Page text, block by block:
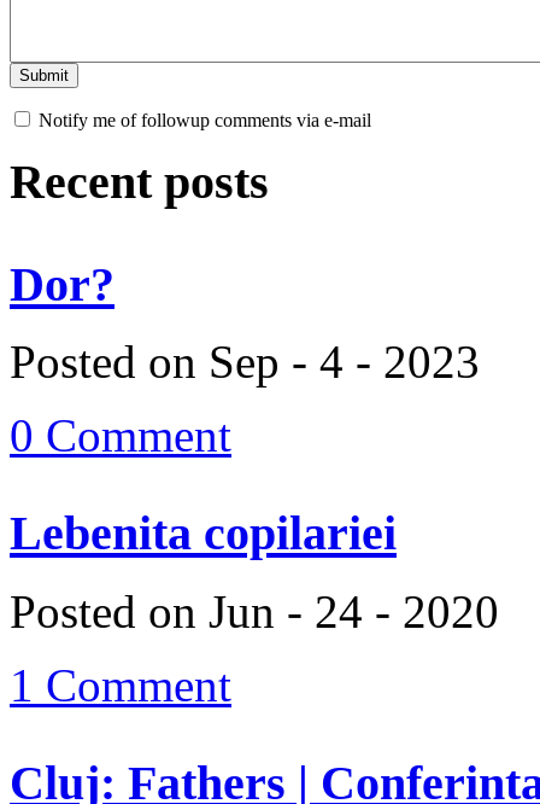
Notify me of followup comments via e-mail
Recent posts
Dor?
Posted on Sep - 4 - 2023
0 Comment
Lebenita copilariei
Posted on Jun - 24 - 2020
1 Comment
Cluj: Fathers |